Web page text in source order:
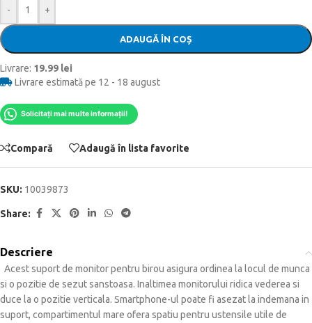
- +
ADAUGĂ ÎN COȘ
Livrare: 19.99 lei
Livrare estimată pe 12 - 18 august
Solicitați mai multe informații!
Compară Adaugă în lista favorite
SKU: 10039873
Share:
Descriere
Acest suport de monitor pentru birou asigura ordinea la locul de munca
si o pozitie de sezut sanstoasa. Inaltimea monitorului ridica vederea si
duce la o pozitie verticala. Smartphone-ul poate fi asezat la indemana in
suport, compartimentul mare ofera spatiu pentru ustensile utile de